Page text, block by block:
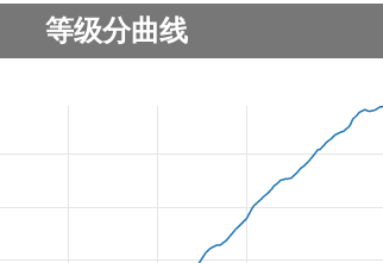
等级分曲线